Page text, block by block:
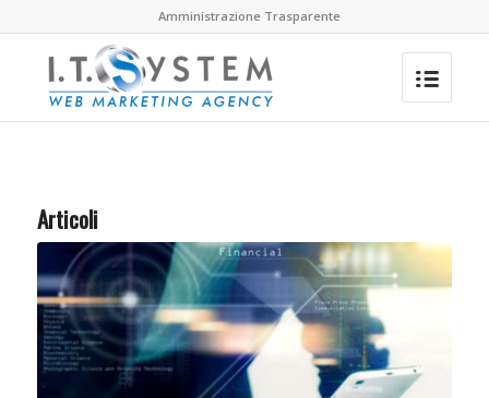
Amministrazione Trasparente
Articoli